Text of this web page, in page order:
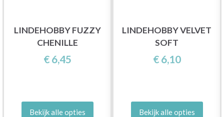
LINDEHOBBY FUZZY
CHENILLE
€ 6,45
Bekijk alle opties
LINDEHOBBY VELVET
SOFT
€ 6,10
Bekijk alle opties